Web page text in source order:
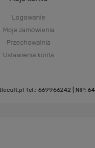
Logowanie
Moje zamówienia
Przechowalnia
Ustawienia konta
Tel.: 669966242 | NIP: